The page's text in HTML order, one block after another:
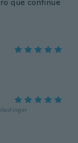
que continue